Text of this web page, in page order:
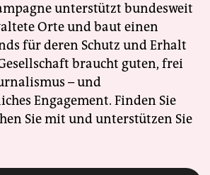
unterstützt bundesweit
Orte und baut einen
für deren Schutz und Erhalt
braucht guten, frei
– und
Engagement. Finden Sie
Sie mit und unterstützen Sie